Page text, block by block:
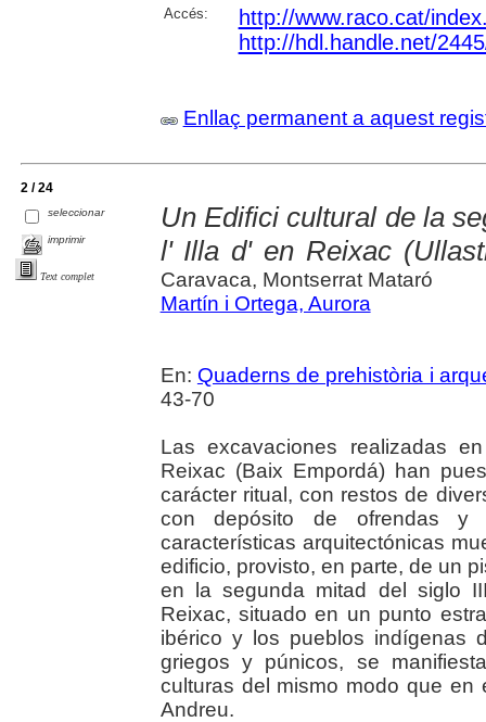
Accés:
http://www.raco.cat/
http://hdl.handle.net/
Enllaç permanent a aquest
2 / 24
seleccionar
imprimir
Text complet
Un Edifici cultural de la
l' Illa d' en Reixac
Caravaca, Montserrat Mataró
Martín i Ortega, Aurora
En: Quaderns de prehistòria i
43-70
Las excavaciones realizadas
Reixac (Baix Empordá) han
carácter ritual, con restos de
con depósito de ofrendas y
características arquitectónicas
edificio, provisto, en parte, de un
en la segunda mitad del siglo
Reixac, situado en un punto
ibérico y los pueblos indígenas
griegos y púnicos, se
culturas del mismo modo que
Andreu.